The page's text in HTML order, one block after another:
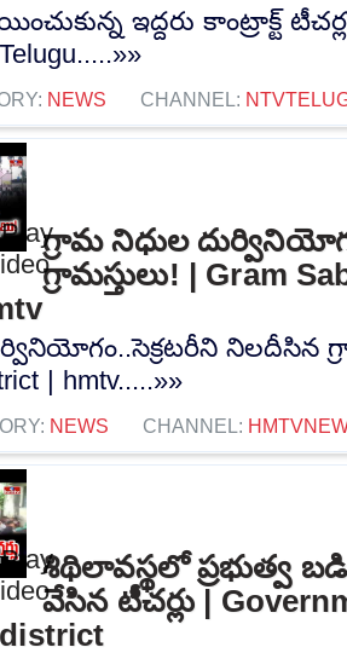
ఇద్దరు కాంట్రాక్ట్
NEWS CHANNEL:
గ్రామ నిధుల
గ్రామస్తులు! | Gram
నిలదీసిన
| hmtv.....»»
NEWS CHANNEL:
శిథిలావస్థలో ప్రభుత్వ
వేసిన టీచర్లు |